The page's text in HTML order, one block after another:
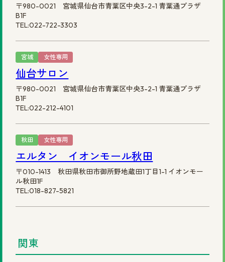
〒980-0021 宮城県仙台市青葉区中央3-2-1 青葉通プラザ
B1F
TEL:022-722-3303
宮城 女性専用
仙台サロン
〒980-0021 宮城県仙台市青葉区中央3-2-1 青葉通プラザ
B1F
TEL:022-212-4101
秋田 女性専用
エルタン イオンモール秋田
〒010-1413 秋田県秋田市御所野地蔵田1丁目1-1 イオンモー
ル秋田1F
TEL:018-827-5821
関東